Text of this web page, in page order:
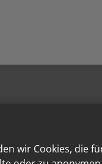
wir Cookies, die